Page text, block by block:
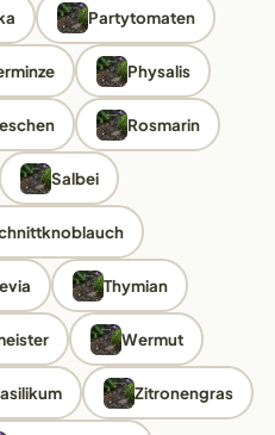
Partytomaten
Physalis
Rosmarin
Salbei
Thymian
Wermut
Zitronengras